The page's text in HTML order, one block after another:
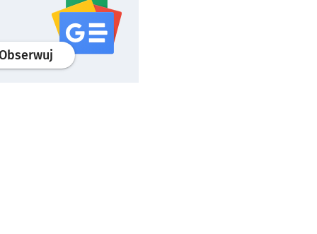
profilgoogle news